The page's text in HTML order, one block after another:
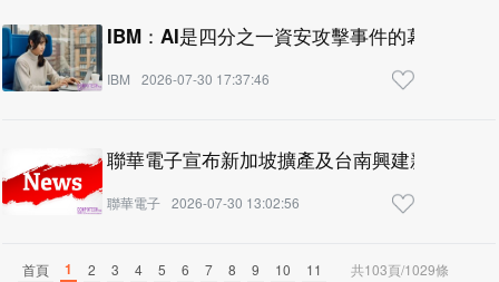
IBM：AI是四分之一資安攻擊事件的幕後黑手
IBM 2026-07-30 17:37:46
聯華電子 2026-07-30 13:02:56
共103頁/1029條
首頁 1 2 3 4 5 6 7 8 9 10
11